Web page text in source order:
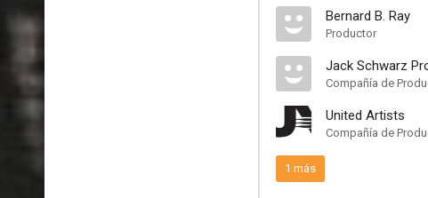
Bernard B. Ray
Productor
Jack Schwarz
Compañía de
United Artists
Compañía de
1 más